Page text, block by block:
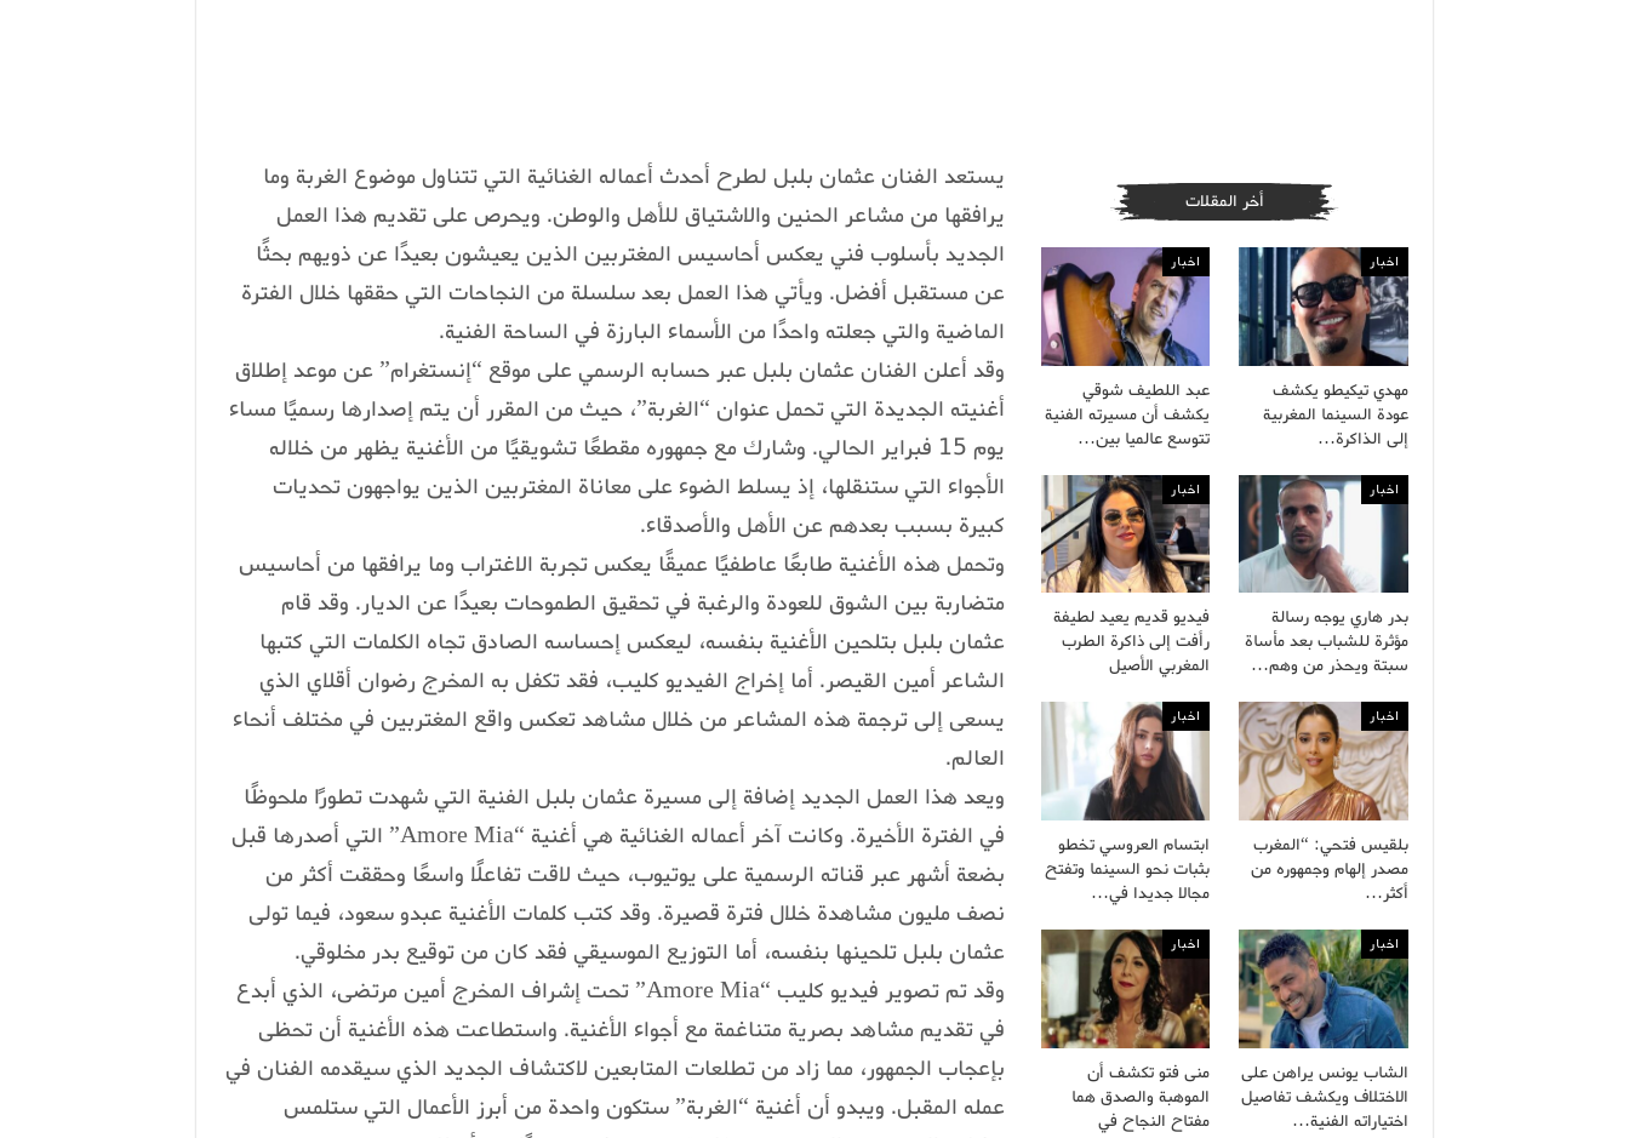
يستعد الفنان عثمان بلبل لطرح أحدث أعماله الغنائية التي تتناول موضوع الغربة وما
يرافقها من مشاعر الحنين والاشتياق للأهل والوطن. ويحرص على تقديم هذا العمل
الجديد بأسلوب فني يعكس أحاسيس المغتربين الذين يعيشون بعيدًا عن ذويهم بحثًا
عن مستقبل أفضل. ويأتي هذا العمل بعد سلسلة من النجاحات التي حققها خلال الفترة
الماضية والتي جعلته واحدًا من الأسماء البارزة في الساحة الفنية.
وقد أعلن الفنان عثمان بلبل عبر حسابه الرسمي على موقع “إنستغرام” عن موعد إطلاق
أغنيته الجديدة التي تحمل عنوان “الغربة”، حيث من المقرر أن يتم إصدارها رسميًا مساء
يوم 15 فبراير الحالي. وشارك مع جمهوره مقطعًا تشويقيًا من الأغنية يظهر من خلاله
الأجواء التي ستنقلها، إذ يسلط الضوء على معاناة المغتربين الذين يواجهون تحديات
كبيرة بسبب بعدهم عن الأهل والأصدقاء.
وتحمل هذه الأغنية طابعًا عاطفيًا عميقًا يعكس تجربة الاغتراب وما يرافقها من أحاسيس
متضاربة بين الشوق للعودة والرغبة في تحقيق الطموحات بعيدًا عن الديار. وقد قام
عثمان بلبل بتلحين الأغنية بنفسه، ليعكس إحساسه الصادق تجاه الكلمات التي كتبها
الشاعر أمين القيصر. أما إخراج الفيديو كليب، فقد تكفل به المخرج رضوان أقلاي الذي
يسعى إلى ترجمة هذه المشاعر من خلال مشاهد تعكس واقع المغتربين في مختلف أنحاء
العالم.
ويعد هذا العمل الجديد إضافة إلى مسيرة عثمان بلبل الفنية التي شهدت تطورًا ملحوظًا
في الفترة الأخيرة. وكانت آخر أعماله الغنائية هي أغنية “Amore Mia” التي أصدرها قبل
بضعة أشهر عبر قناته الرسمية على يوتيوب، حيث لاقت تفاعلًا واسعًا وحققت أكثر من
نصف مليون مشاهدة خلال فترة قصيرة. وقد كتب كلمات الأغنية عبدو سعود، فيما تولى
عثمان بلبل تلحينها بنفسه، أما التوزيع الموسيقي فقد كان من توقيع بدر مخلوقي.
وقد تم تصوير فيديو كليب “Amore Mia” تحت إشراف المخرج أمين مرتضى، الذي أبدع
في تقديم مشاهد بصرية متناغمة مع أجواء الأغنية. واستطاعت هذه الأغنية أن تحظى
بإعجاب الجمهور، مما زاد من تطلعات المتابعين لاكتشاف الجديد الذي سيقدمه الفنان في
عمله المقبل. ويبدو أن أغنية “الغربة” ستكون واحدة من أبرز الأعمال التي ستلمس
أخر المقلات
اخبار
مهدي تيكيطو يكشف
عودة السينما المغربية
إلى الذاكرة…
اخبار
عبد اللطيف شوقي
يكشف أن مسيرته الفنية
تتوسع عالميا بين…
اخبار
بدر هاري يوجه رسالة
مؤثرة للشباب بعد مأساة
سبتة ويحذر من وهم…
اخبار
فيديو قديم يعيد لطيفة
رأفت إلى ذاكرة الطرب
المغربي الأصيل
اخبار
بلقيس فتحي: “المغرب
مصدر إلهام وجمهوره من
أكثر…
اخبار
ابتسام العروسي تخطو
بثبات نحو السينما وتفتح
مجالا جديدا في…
اخبار
الشاب يونس يراهن على
الاختلاف ويكشف تفاصيل
اختياراته الفنية…
اخبار
منى فتو تكشف أن
الموهبة والصدق هما
مفتاح النجاح في